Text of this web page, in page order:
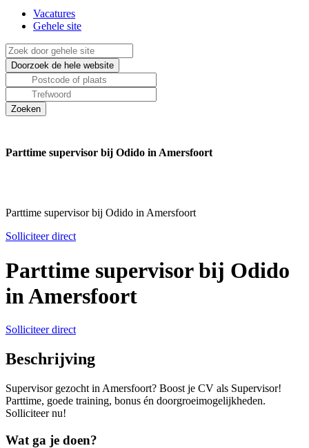
Vacatures
Gehele site
Parttime supervisor bij Odido in Amersfoort
Parttime supervisor bij Odido in Amersfoort
Solliciteer direct
Parttime supervisor bij Odido
in Amersfoort
Solliciteer direct
Beschrijving
Supervisor gezocht in Amersfoort? Boost je CV als Supervisor!
Parttime, goede training, bonus én doorgroeimogelijkheden.
Solliciteer nu!
Wat ga je doen?